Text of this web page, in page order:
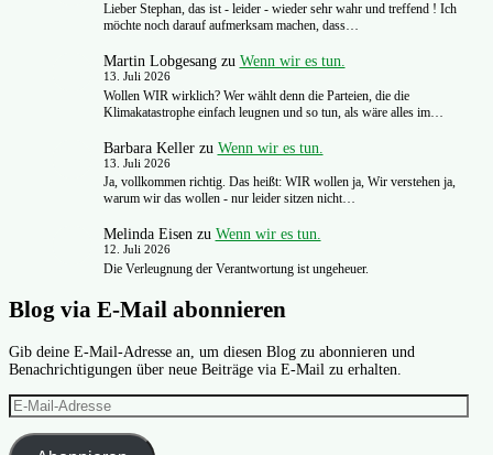
Lieber Stephan, das ist - leider - wieder sehr wahr und treffend ! Ich
möchte noch darauf aufmerksam machen, dass…
Martin Lobgesangzu Wenn wir es tun.
13. Juli 2026
Wollen WIR wirklich? Wer wählt denn die Parteien, die die
Klimakatastrophe einfach leugnen und so tun, als wäre alles im…
Barbara Kellerzu Wenn wir es tun.
13. Juli 2026
Ja, vollkommen richtig. Das heißt: WIR wollen ja, Wir verstehen ja,
warum wir das wollen - nur leider sitzen nicht…
Melinda Eisenzu Wenn wir es tun.
12. Juli 2026
Die Verleugnung der Verantwortung ist ungeheuer.
Blog via E-Mail abonnieren
Gib deine E-Mail-Adresse an, um diesen Blog zu abonnieren und
Benachrichtigungen über neue Beiträge via E-Mail zu erhalten.
E-
Mail-
Adresse